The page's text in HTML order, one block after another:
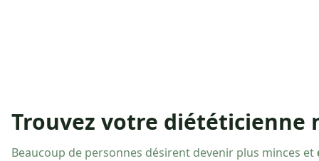
Trouvez votre diététicienne
Beaucoup de personnes désirent devenir plus minces et